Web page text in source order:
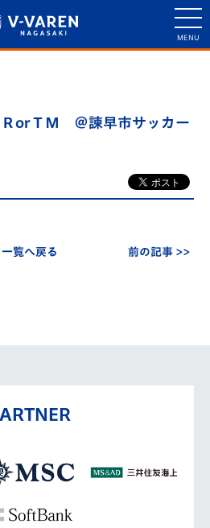
orＴＭ ＠諫早市サッカー
一覧へ戻る 前の記事 >>